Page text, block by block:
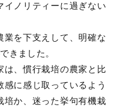
イノリティーに過ぎない
業を下支えして、明確な
きました。
は、慣行栽培の農家と比
に感じ取っているよう
培か、迷った挙句有機栽